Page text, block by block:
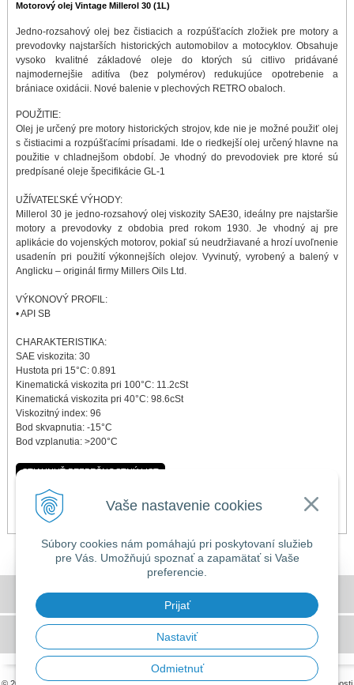
Vaše nastavenie cookies
Súbory cookies nám pomáhajú pri poskytovaní služieb
pre Vás. Umožňujú spoznať a zapamätať si Vaše
preferencie.
Prijať
Nastaviť
Odmietnuť
Motorový olej Vintage Millerol 30 (1L)
Jedno-rozsahový olej bez čistiacich a rozpúšťacích zložiek pre motory a
prevodovky najstarších historických automobilov a motocyklov. Obsahuje
vysoko kvalitné základové oleje do ktorých sú citlivo pridávané
najmodernejšie aditíva (bez polymérov) redukujúce opotrebenie a
brániace oxidácii. Nové balenie v plechových RETRO obaloch.
POUŽITIE:
Olej je určený pre motory historických strojov, kde nie je možné použiť olej
s čistiacimi a rozpúšťacími prísadami. Ide o riedkejší olej určený hlavne na
použitie v chladnejšom období. Je vhodný do prevodoviek pre ktoré sú
predpísané oleje špecifikácie GL-1
UŽÍVATEĽSKÉ VÝHODY:
Millerol 30 je jedno-rozsahový olej viskozity SAE30, ideálny pre najstaršie
motory a prevodovky z obdobia pred rokom 1930. Je vhodný aj pre
aplikácie do vojenských motorov, pokiaľ sú neudržiavané a hrozí uvoľnenie
usadenín pri použití výkonnejších olejov. Vyvinutý, vyrobený a balený v
Anglicku – originál firmy Millers Oils Ltd.
VÝKONOVÝ PROFIL:
• API SB
CHARAKTERISTIKA:
SAE viskozita: 30
Hustota pri 15°C: 0.891
Kinematická viskozita pri 100°C: 11.2cSt
Kinematická viskozita pri 40°C: 98.6cSt
Viskozitný index: 96
Bod skvapnutia: -15°C
Bod vzplanutia: >200°C
STIAHNUŤ BEZPEČNOSTNÝ LIST
Všeobecné obchodné podmienky
GDPR a používanie cookies
DOVOLENKA 3. - 7. augusta 2026
Predajňa bude ZATVORENÁ a vytvorené
objednávky začneme vybavovať 10.8.2026.